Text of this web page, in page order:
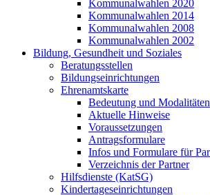
Kommunalwahlen 2020
Kommunalwahlen 2014
Kommunalwahlen 2008
Kommunalwahlen 2002
Bildung, Gesundheit und Soziales
Beratungsstellen
Bildungseinrichtungen
Ehrenamtskarte
Bedeutung und Modalitäten
Aktuelle Hinweise
Voraussetzungen
Antragsformulare
Infos und Formulare für
Verzeichnis der Partner
Hilfsdienste (KatSG)
Kindertageseinrichtungen